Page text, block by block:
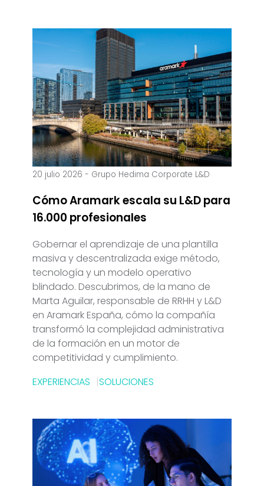
20 julio 2026 - Grupo Hedima Corporate L&D
Cómo Aramark escala su L&D para
16.000 profesionales
Gobernar el aprendizaje de una plantilla
masiva y descentralizada exige método,
tecnología y un modelo operativo
blindado. Descubrimos, de la mano de
Marta Aguilar, responsable de RRHH y L&D
en Aramark España, cómo la compañía
transformó la complejidad administrativa
de la formación en un motor de
competitividad y cumplimiento.
EXPERIENCIAS
SOLUCIONES